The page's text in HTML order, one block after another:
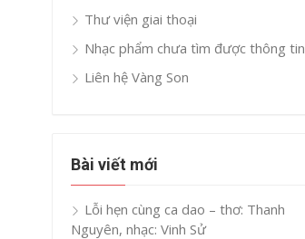
Thư viện giai thoại
Nhạc phẩm chưa tìm được thông tin
Liên hệ Vàng Son
Bài viết mới
Lỗi hẹn cùng ca dao – thơ: Thanh
Nguyên, nhạc: Vinh Sử